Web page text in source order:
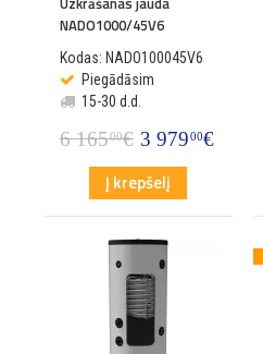
NADO1000/45V6
Kodas: NADO100045V6
Piegādāsim
15-30 d.d.
6 16500€ 3 97900€
Į krepšelį